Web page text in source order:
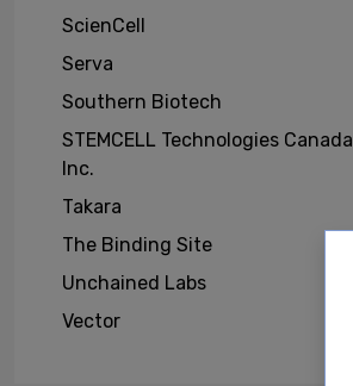
ScienCell
Serva
Southern Biotech
STEMCELL Technologies Canada
Inc.
Takara
The Binding Site
Unchained Labs
Vector